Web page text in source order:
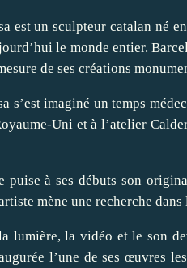
est un sculpteur catalan né
le monde entier.
de ses créations
s’est imaginé un temps
Uni et à l’atelier
puise à ses débuts son
mène une recherche
lumière, la vidéo et le son
l’une de ses œuvres